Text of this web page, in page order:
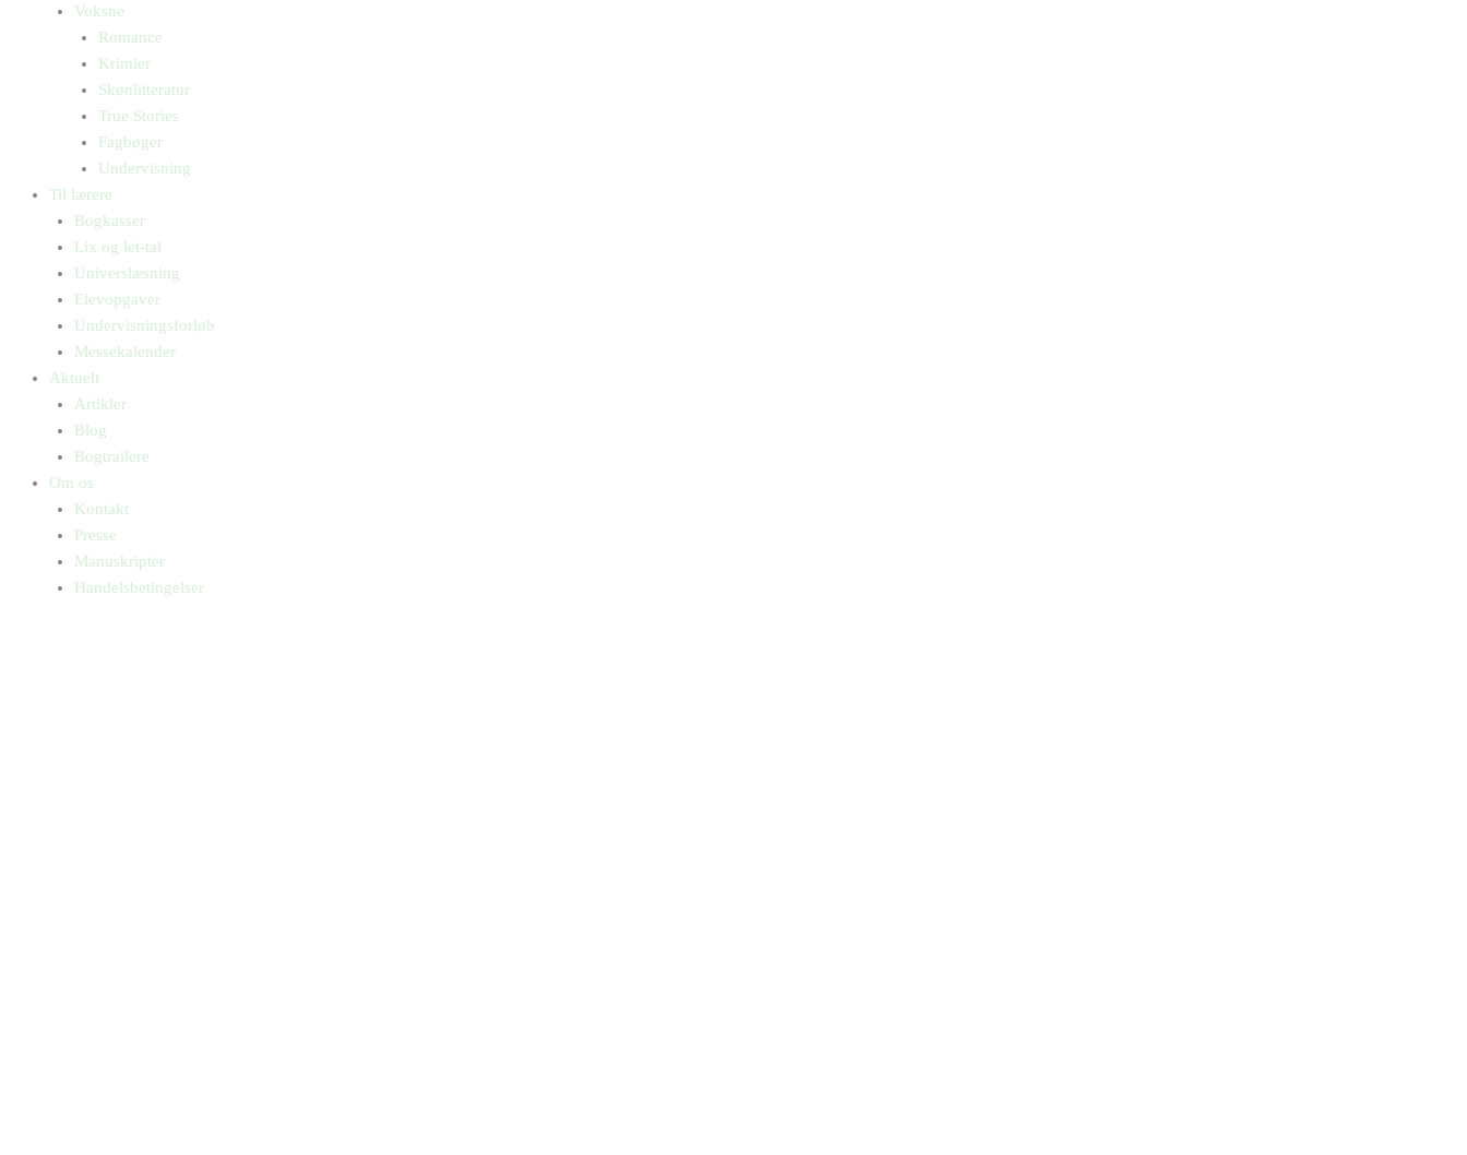
Voksne
Romance
Krimier
Skønlitteratur
True Stories
Fagbøger
Undervisning
Til lærere
Bogkasser
Lix og let-tal
Universlæsning
Elevopgaver
Undervisningsforløb
Messekalender
Aktuelt
Artikler
Blog
Bogtrailere
Om os
Kontakt
Presse
Manuskripter
Handelsbetingelser